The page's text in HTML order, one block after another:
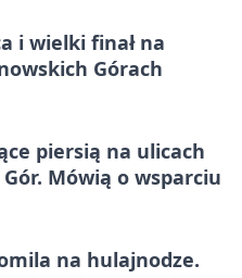
i wielki finał na
Górach
piersią na ulicach
Mówią o wsparciu
na hulajnodze.